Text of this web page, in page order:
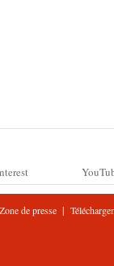
Zone de presse |